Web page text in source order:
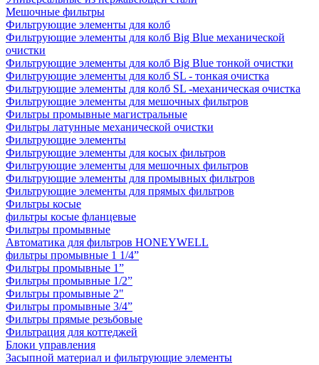
Мешочные фильтры
Фильтрующие элементы для колб
Фильтрующие элементы для колб Big Blue механической
очистки
Фильтрующие элементы для колб Big Blue тонкой очистки
Фильтрующие элементы для колб SL - тонкая очистка
Фильтрующие элементы для колб SL -механическая очистка
Фильтрующие элементы для мешочных фильтров
Фильтры промывные магистральные
Фильтры латунные механической очистки
Фильтрующие элементы
Фильтрующие элементы для косых фильтров
Фильтрующие элементы для мешочных фильтров
Фильтрующие элементы для промывных фильтров
Фильтрующие элементы для прямых фильтров
Фильтры косые
фильтры косые фланцевые
Фильтры промывные
Автоматика для фильтров HONEYWELL
фильтры промывные 1 1/4”
Фильтры промывные 1”
Фильтры промывные 1/2”
Фильтры промывные 2"
Фильтры промывные 3/4”
Фильтры прямые резьбовые
Фильтрация для коттеджей
Блоки управления
Засыпной материал и фильтрующие элементы